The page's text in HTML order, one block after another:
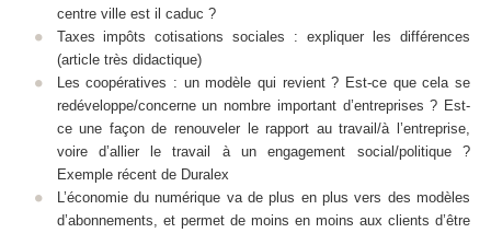
centre ville est il caduc ?
Taxes impôts cotisations sociales : expliquer les différences
(article très didactique)
Les coopératives : un modèle qui revient ? Est-ce que cela se
redéveloppe/concerne un nombre important d’entreprises ? Est-
ce une façon de renouveler le rapport au travail/à l’entreprise,
voire d’allier le travail à un engagement social/politique ?
Exemple récent de Duralex
L’économie du numérique va de plus en plus vers des modèles
d’abonnements, et permet de moins en moins aux clients d’être